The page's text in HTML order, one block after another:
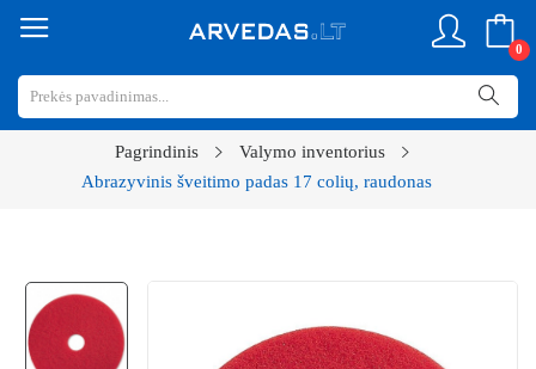
0
Pagrindinis
Valymo inventorius
Abrazyvinis šveitimo padas 17 colių, raudonas